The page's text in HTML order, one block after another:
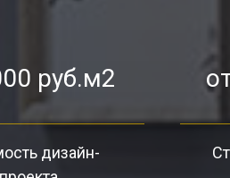
руб.м2
дизайн-